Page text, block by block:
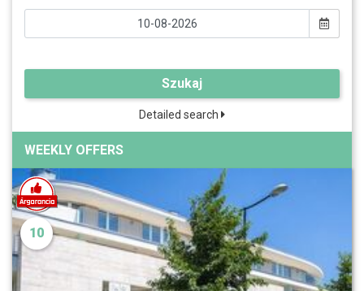
Szukaj
Detailed search
WEEKLY OFFERS
10